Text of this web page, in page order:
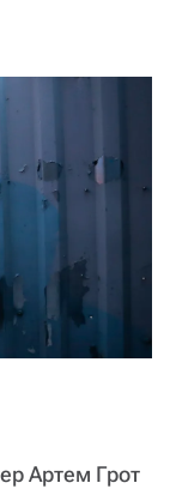
Артем Грот
или